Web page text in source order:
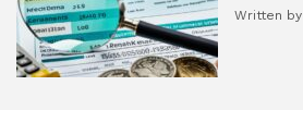
Written by